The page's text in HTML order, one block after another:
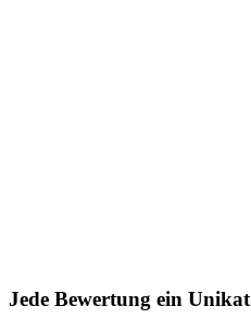
Jede Bewertung ein Unikat